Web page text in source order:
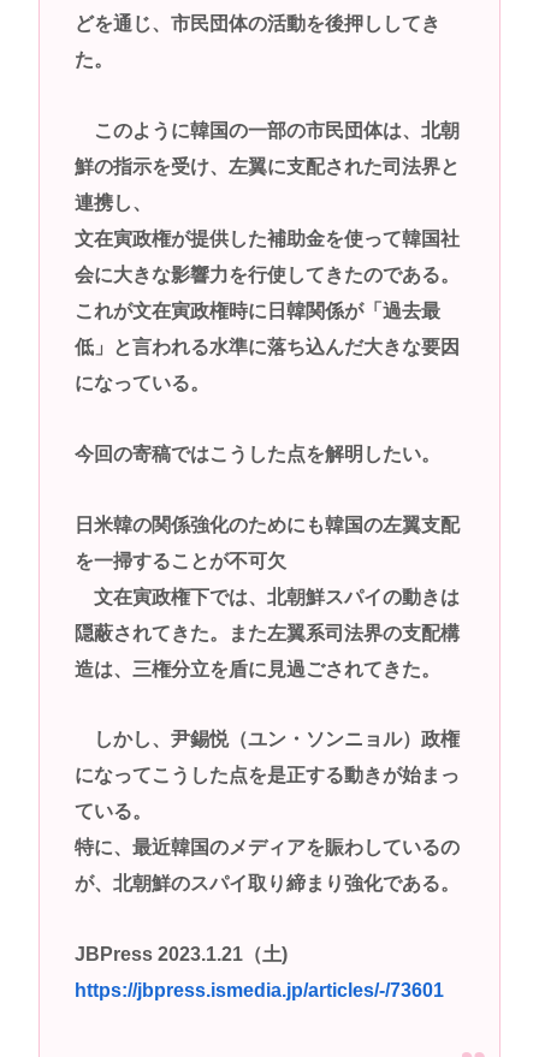
どを通じ、市民団体の活動を後押ししてき
た。
このように韓国の一部の市民団体は、北朝
鮮の指示を受け、左翼に支配された司法界と
連携し、
文在寅政権が提供した補助金を使って韓国社
会に大きな影響力を行使してきたのである。
これが文在寅政権時に日韓関係が「過去最
低」と言われる水準に落ち込んだ大きな要因
になっている。
今回の寄稿ではこうした点を解明したい。
日米韓の関係強化のためにも韓国の左翼支配
を一掃することが不可欠
文在寅政権下では、北朝鮮スパイの動きは
隠蔽されてきた。また左翼系司法界の支配構
造は、三権分立を盾に見過ごされてきた。
しかし、尹錫悦（ユン・ソンニョル）政権
になってこうした点を是正する動きが始まっ
ている。
特に、最近韓国のメディアを賑わしているの
が、北朝鮮のスパイ取り締まり強化である。
JBPress 2023.1.21（土)
https://jbpress.ismedia.jp/articles/-/73601